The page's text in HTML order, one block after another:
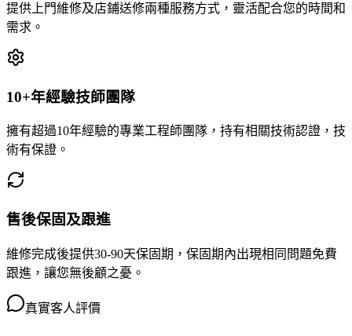
提供上門維修及店鋪送修兩種服務方式，靈活配合您的時間和
需求。
10+年經驗技師團隊
擁有超過10年經驗的專業工程師團隊，持有相關技術認證，技
術有保證。
售後保固及跟進
維修完成後提供30-90天保固期，保固期內出現相同問題免費
跟進，讓您無後顧之憂。
真實客人評價